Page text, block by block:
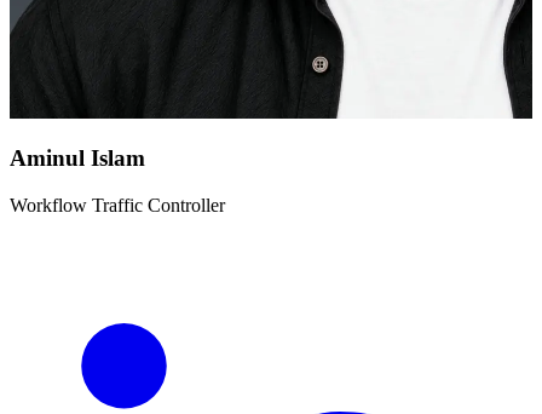
Aminul Islam
Workflow Traffic Controller